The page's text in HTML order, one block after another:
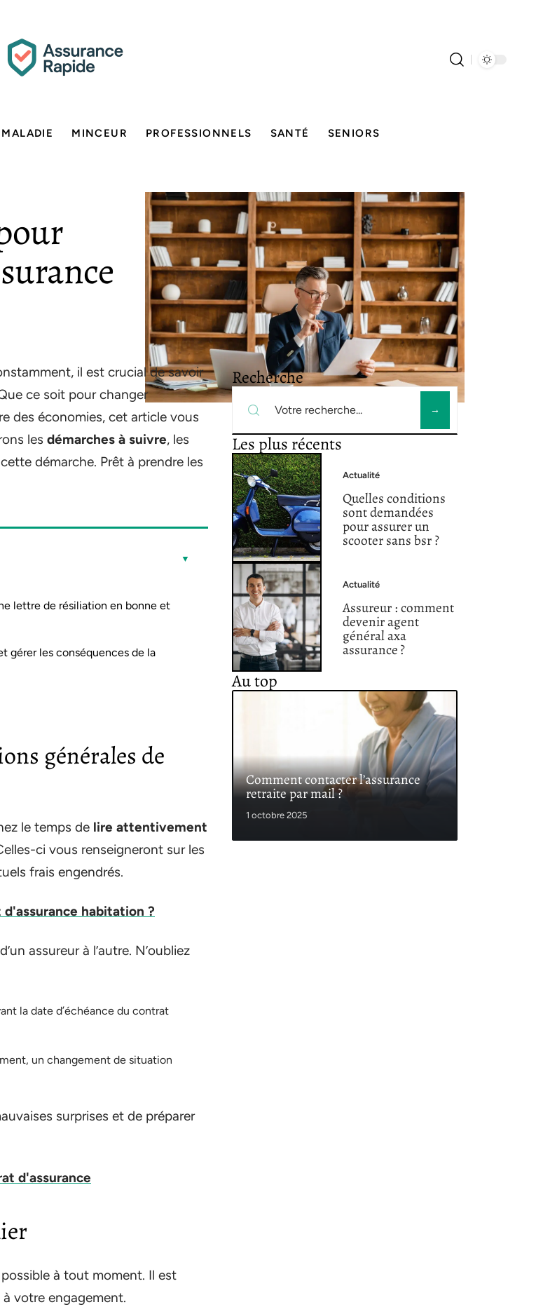
MALADIE MINCEUR PROFESSIONNELS SANTÉ SENIORS
il est crucial de savoir
ce soit pour changer
des économies, cet article vous
les démarches à suivre, les
démarche. Prêt à prendre les
lettre de résiliation en bonne et
gérer les conséquences de la
générales de
le temps de lire attentivement
ci vous renseigneront sur les
frais engendrés.
habitation ?
assureur à l’autre. N’oubliez
la date d’échéance du contrat
un changement de situation
surprises et de préparer
d'assurance
possible à tout moment. Il est
votre engagement.
Recherche
Les plus récents
Actualité
Quelles conditions
sont demandées
pour assurer un
scooter sans bsr ?
Actualité
Assureur : comment
devenir agent
général axa
assurance ?
Au top
Comment contacter l’assurance
retraite par mail ?
1 octobre 2025